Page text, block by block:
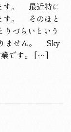
す。 最近特に
す。 そのほと
づらいという
ません。 Sky
業です。 […]